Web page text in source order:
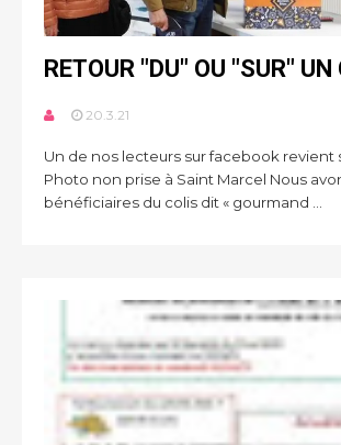
RETOUR "DU" OU "SUR"
20.3.21
Un de nos lecteurs sur facebook revient
Photo non prise à Saint Marcel Nous
bénéficiaires du colis dit « gourmand ...